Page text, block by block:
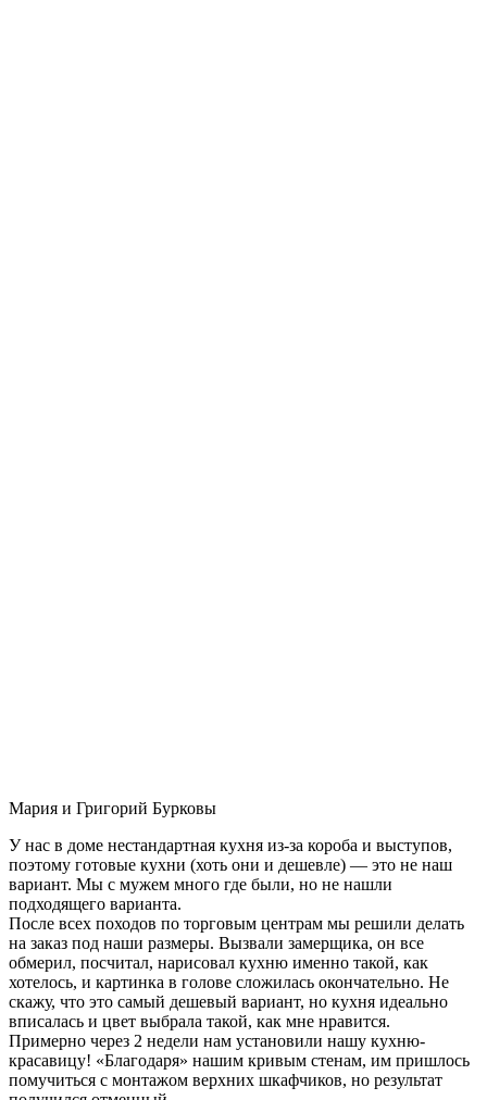
Мария и Григорий Бурковы
У нас в доме нестандартная кухня из-за короба и выступов,
поэтому готовые кухни (хоть они и дешевле) — это не наш
вариант. Мы с мужем много где были, но не нашли
подходящего варианта.
После всех походов по торговым центрам мы решили делать
на заказ под наши размеры. Вызвали замерщика, он все
обмерил, посчитал, нарисовал кухню именно такой, как
хотелось, и картинка в голове сложилась окончательно. Не
скажу, что это самый дешевый вариант, но кухня идеально
вписалась и цвет выбрала такой, как мне нравится.
Примерно через 2 недели нам установили нашу кухню-
красавицу! «Благодаря» нашим кривым стенам, им пришлось
помучиться с монтажом верхних шкафчиков, но результат